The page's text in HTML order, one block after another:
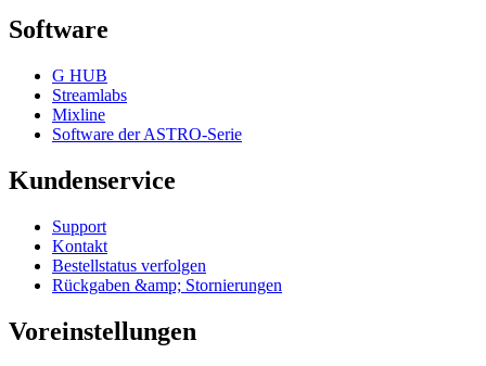
Software
G HUB
Streamlabs
Mixline
Software der ASTRO-Serie
Kundenservice
Support
Kontakt
Bestellstatus verfolgen
Rückgaben &amp; Stornierungen
Voreinstellungen